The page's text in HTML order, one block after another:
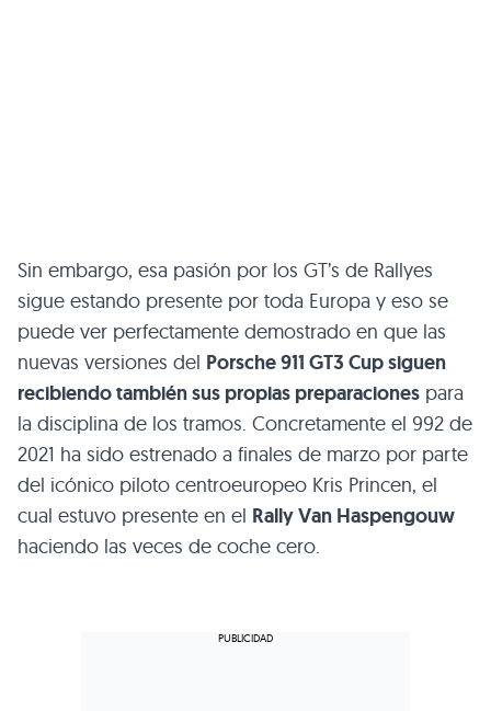
Sin embargo, esa pasión por los GT’s de Rallyes
sigue estando presente por toda Europa y eso se
puede ver perfectamente demostrado en que las
nuevas versiones del Porsche 911 GT3 Cup siguen
recibiendo también sus propias preparaciones para
la disciplina de los tramos. Concretamente el 992 de
2021 ha sido estrenado a finales de marzo por parte
del icónico piloto centroeuropeo Kris Princen, el
cual estuvo presente en el Rally Van Haspengouw
haciendo las veces de coche cero.